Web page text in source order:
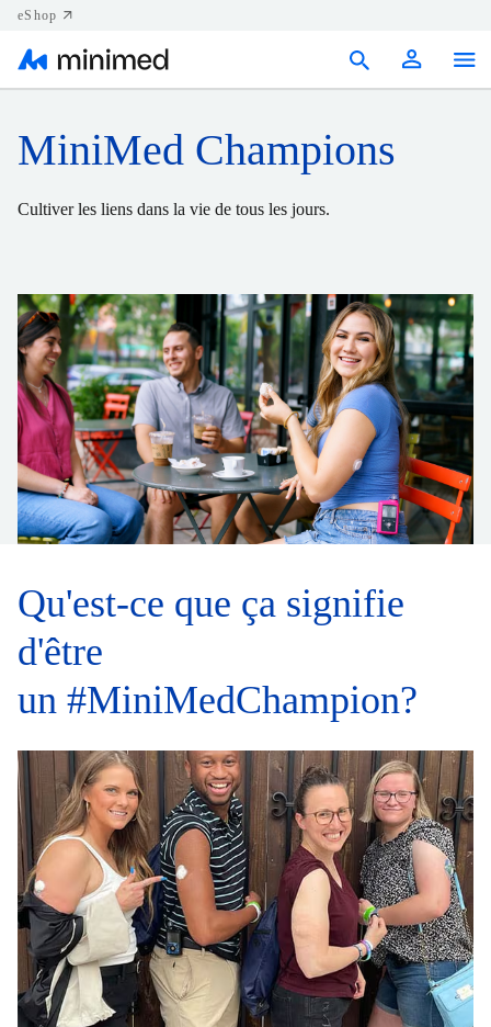
eShop
Soutien
Canada (FR)
MiniMed Champions
Cultiver les liens dans la vie de tous les jours.
Qu'est-ce que ça signifie
d'être
un #MiniMedChampion?